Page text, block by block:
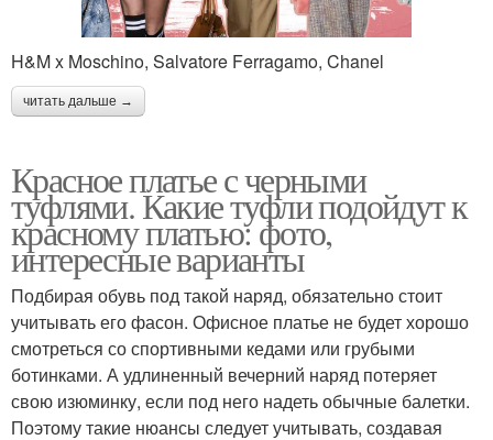
H&M x Moschino, Salvatore Ferragamo, Chanel
читать дальше →
Красное платье с черными
туфлями. Какие туфли подойдут к
красному платью: фото,
интересные варианты
Подбирая обувь под такой наряд, обязательно стоит
учитывать его фасон. Офисное платье не будет хорошо
смотреться со спортивными кедами или грубыми
ботинками. А удлиненный вечерний наряд потеряет
свою изюминку, если под него надеть обычные балетки.
Поэтому такие нюансы следует учитывать, создавая